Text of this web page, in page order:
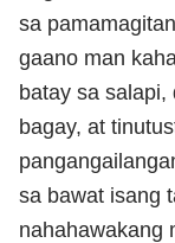
sa
gaano man
batay sa salapi,
bagay, at
sa bawat isang
nahahawakang